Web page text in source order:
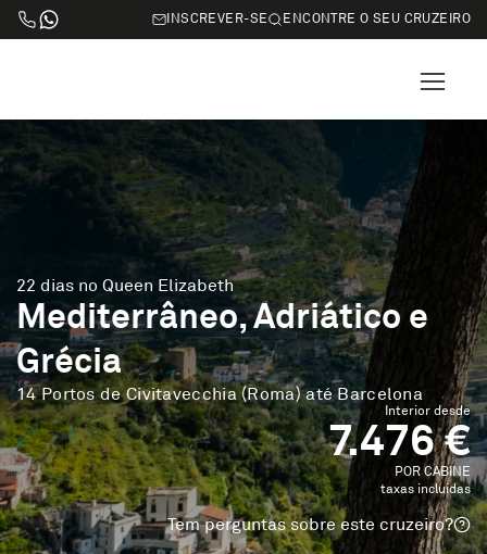
INSCREVER-SE ENCONTRE O SEU CRUZEIRO
22 dias no Queen Elizabeth
Mediterrâneo, Adriático e
Grécia
14 Portos de Civitavecchia (Roma) até Barcelona
Interior desde
7.476 €
POR CABINE
taxas incluidas
Tem perguntas sobre este cruzeiro?